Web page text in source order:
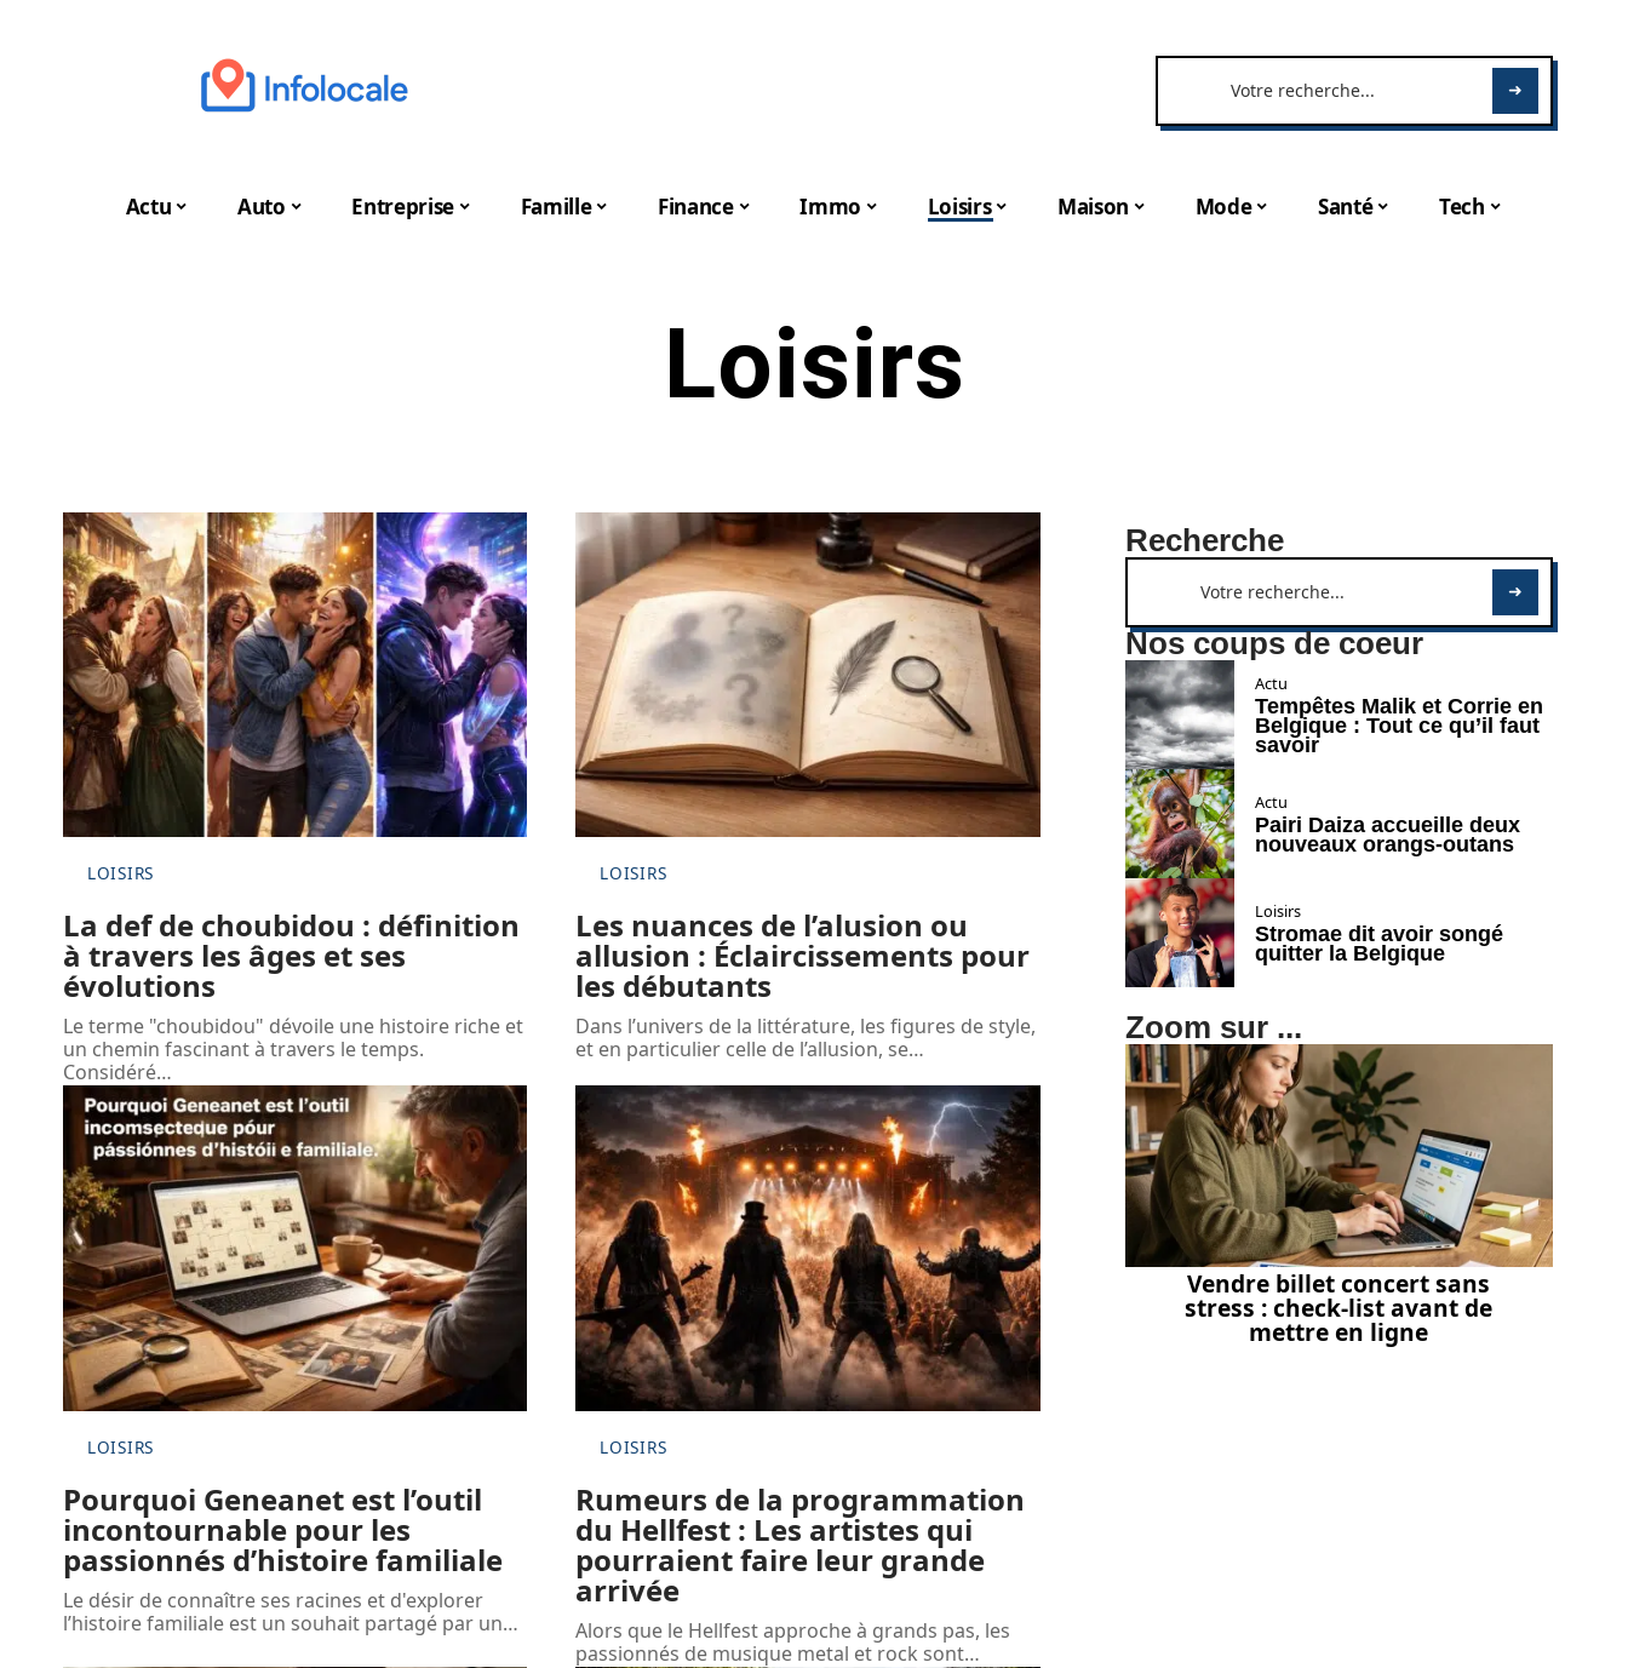
Actu Auto Entreprise Famille Finance Immo Loisirs Maison Mode Santé Tech
Loisirs
LOISIRS
La def de choubidou : définition
à travers les âges et ses
évolutions
Le terme "choubidou" dévoile une histoire riche et
un chemin fascinant à travers le temps.
Considéré…
LOISIRS
Les nuances de l’alusion ou
allusion : Éclaircissements pour
les débutants
Dans l’univers de la littérature, les figures de style,
et en particulier celle de l’allusion, se…
LOISIRS
Pourquoi Geneanet est l’outil
incontournable pour les
passionnés d’histoire familiale
Le désir de connaître ses racines et d'explorer
l’histoire familiale est un souhait partagé par un…
LOISIRS
Rumeurs de la programmation
du Hellfest : Les artistes qui
pourraient faire leur grande
arrivée
Alors que le Hellfest approche à grands pas, les
passionnés de musique metal et rock sont…
Recherche
Nos coups de coeur
Actu
Tempêtes Malik et Corrie en
Belgique : Tout ce qu’il faut
savoir
Actu
Pairi Daiza accueille deux
nouveaux orangs-outans
Loisirs
Stromae dit avoir songé
quitter la Belgique
Zoom sur ...
Vendre billet concert sans
stress : check-list avant de
mettre en ligne